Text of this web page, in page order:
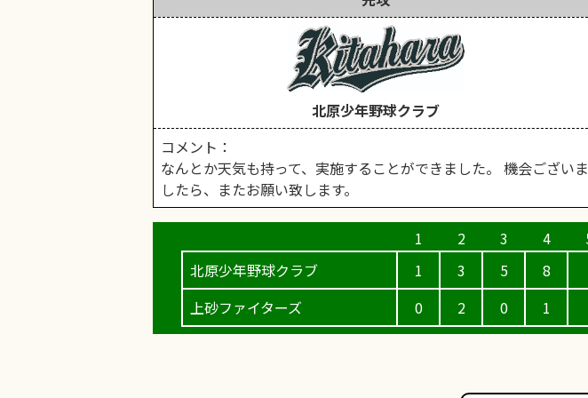
北原少年野球クラブ
コメント：
なんとか天気も持って、実施することができました。 機会ございま
したら、またお願い致します。
北原少年野球クラブ
上砂ファイターズ
1
0
3
2
5
0
8
1